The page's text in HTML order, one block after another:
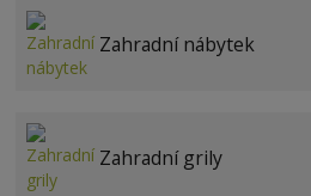
Zahradní nábytek
Zahradní grily